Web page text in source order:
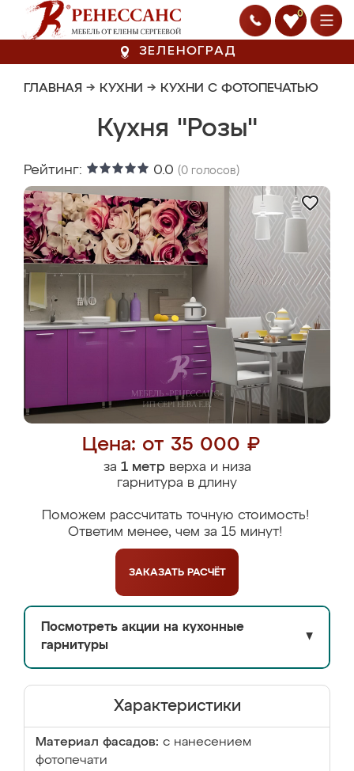
0
ЗЕЛЕНОГРАД
ГЛАВНАЯ → КУХНИ → КУХНИ С ФОТОПЕЧАТЬЮ
Кухня "Розы"
Рейтинг: 0.0 (0 голосов)
Цена: от 35 000 ₽
за 1 метрверха и низа
гарнитура в длину
Поможем рассчитать точную стоимость!
Ответим менее, чем за 15 минут!
ЗАКАЗАТЬ РАСЧЁТ
Посмотреть акции на кухонные
гарнитуры
▼
Характеристики
Материал фасадов: с нанесением
фотопечати